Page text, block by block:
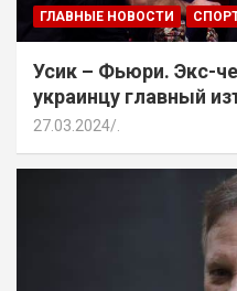
ГЛАВНЫЕ НОВОСТИ
Усик – Фьюри. Экс-
украинцу главный
27.03.2024 .